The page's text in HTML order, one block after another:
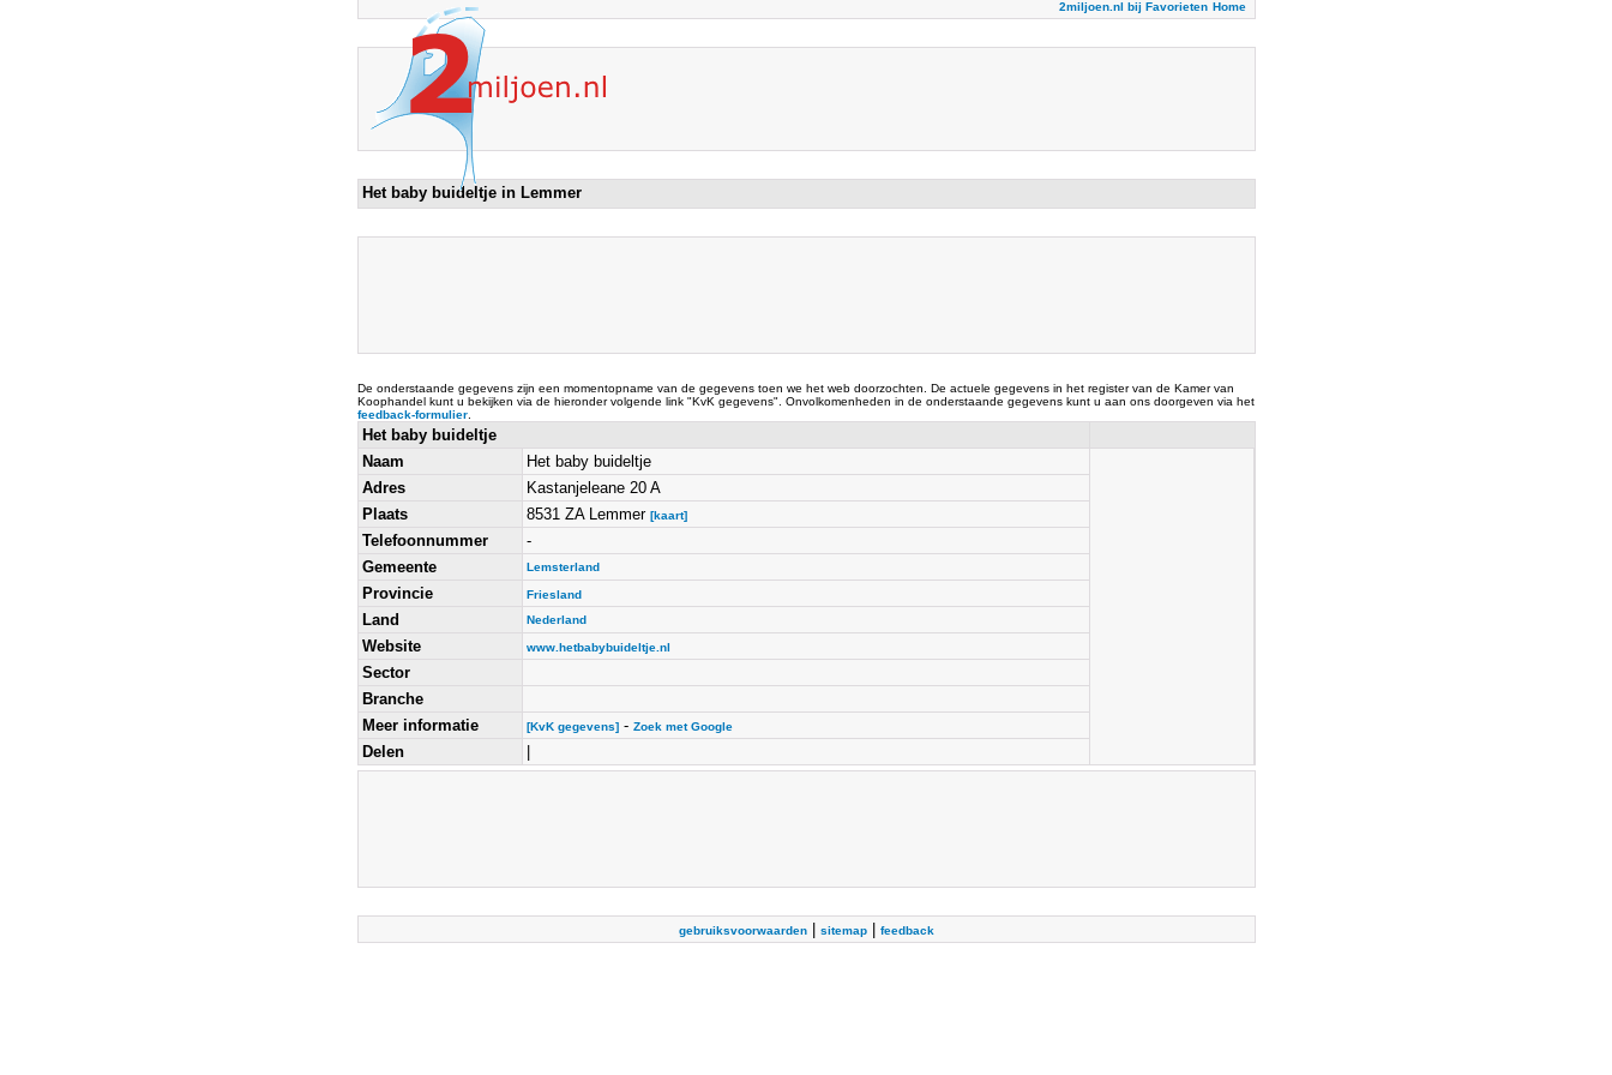
2miljoen.nl bij Favorieten Home
Het baby buideltje in Lemmer
De onderstaande gegevens zijn een momentopname van de gegevens toen we het web doorzochten. De actuele gegevens in het register van de Kamer van
Koophandel kunt u bekijken via de hieronder volgende link "KvK gegevens". Onvolkomenheden in de onderstaande gegevens kunt u aan ons doorgeven via het
feedback-formulier.
Het baby buideltje
Naam
Het baby buideltje
Adres
Kastanjeleane 20 A
Plaats
8531 ZA Lemmer [kaart]
Telefoonnummer
-
Gemeente
Lemsterland
Provincie Friesland
Land Nederland
Website www.hetbabybuideltje.nl
Sector
Branche
Meer informatie
[KvK gegevens]- Zoek met Google
Delen
gebruiksvoorwaarden| sitemap| feedback